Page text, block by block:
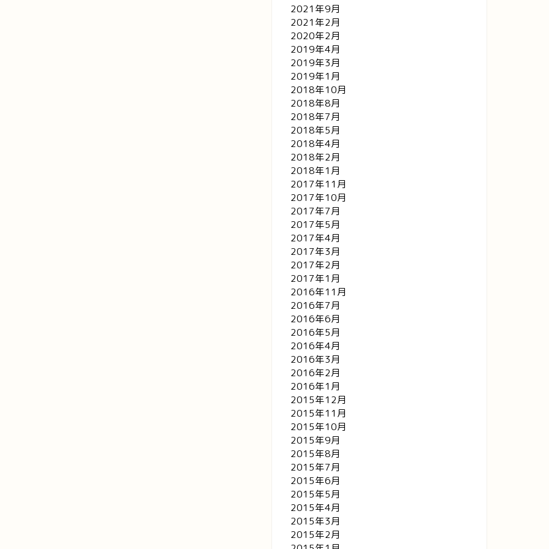
2021年9月
2021年2月
2020年2月
2019年4月
2019年3月
2019年1月
2018年10月
2018年8月
2018年7月
2018年5月
2018年4月
2018年2月
2018年1月
2017年11月
2017年10月
2017年7月
2017年5月
2017年4月
2017年3月
2017年2月
2017年1月
2016年11月
2016年7月
2016年6月
2016年5月
2016年4月
2016年3月
2016年2月
2016年1月
2015年12月
2015年11月
2015年10月
2015年9月
2015年8月
2015年7月
2015年6月
2015年5月
2015年4月
2015年3月
2015年2月